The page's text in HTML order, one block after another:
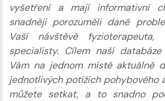
vyšetření a mají informativní
snadněji porozuměli dané
Vaší návštěvě
specialisty. Cílem naší
Vám na jednom místě aktuálně
jednotlivých potížích pohybového
můžete setkat, a to snadno